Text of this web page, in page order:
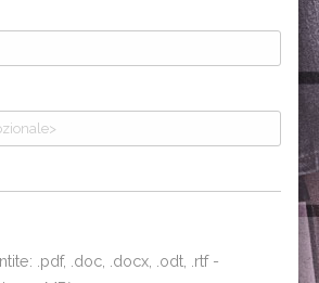
.pdf, .doc, .docx, .odt, .rtf -